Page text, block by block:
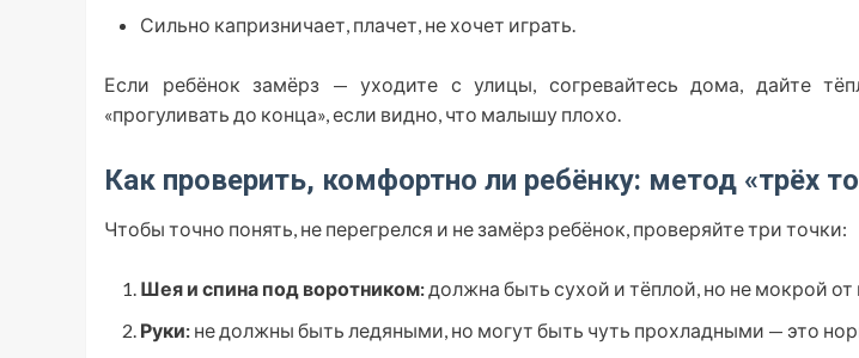
Сильно капризничает, плачет, не хочет играть.
Если ребёнок замёрз — уходите с улицы, согревайтесь дома, дайте
«прогуливать до конца», если видно, что малышу плохо.
Как проверить, комфортно ли ребёнку: метод «трёх
Чтобы точно понять, не перегрелся и не замёрз ребёнок, проверяйте три точки:
Шея и спина под воротником: должна быть сухой и тёплой, но не мокрой от
Руки: не должны быть ледяными, но могут быть чуть прохладными — это